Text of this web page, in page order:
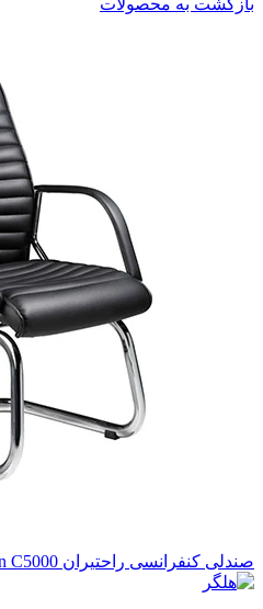
بازگشت به محصولات
صندلی کنفرانسی راحتیران Rahatiran C5000